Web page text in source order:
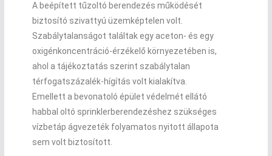
A beépített tűzoltó berendezés működését
biztosító szivattyú üzemképtelen volt.
Szabálytalanságot találtak egy aceton- és egy
oxigénkoncentráció-érzékelő környezetében is,
ahol a tájékoztatás szerint szabálytalan
térfogatszázalék-hígítás volt kialakítva.
Emellett a bevonatoló épület védelmét ellátó
habbal oltó sprinklerberendezéshez szükséges
vízbetáp ágvezeték folyamatos nyitott állapota
sem volt biztosított.